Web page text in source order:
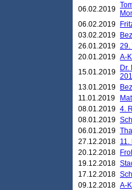
06.02.2019
06.02.2019
03.02.2019
26.01.2019 29.
20.01.2019 A-
15.01.2019
13.01.2019
11.01.2019
08.01.2019 4.
08.01.2019
06.01.2019
27.12.2018
20.12.2018
19.12.2018
17.12.2018
09.12.2018 A-